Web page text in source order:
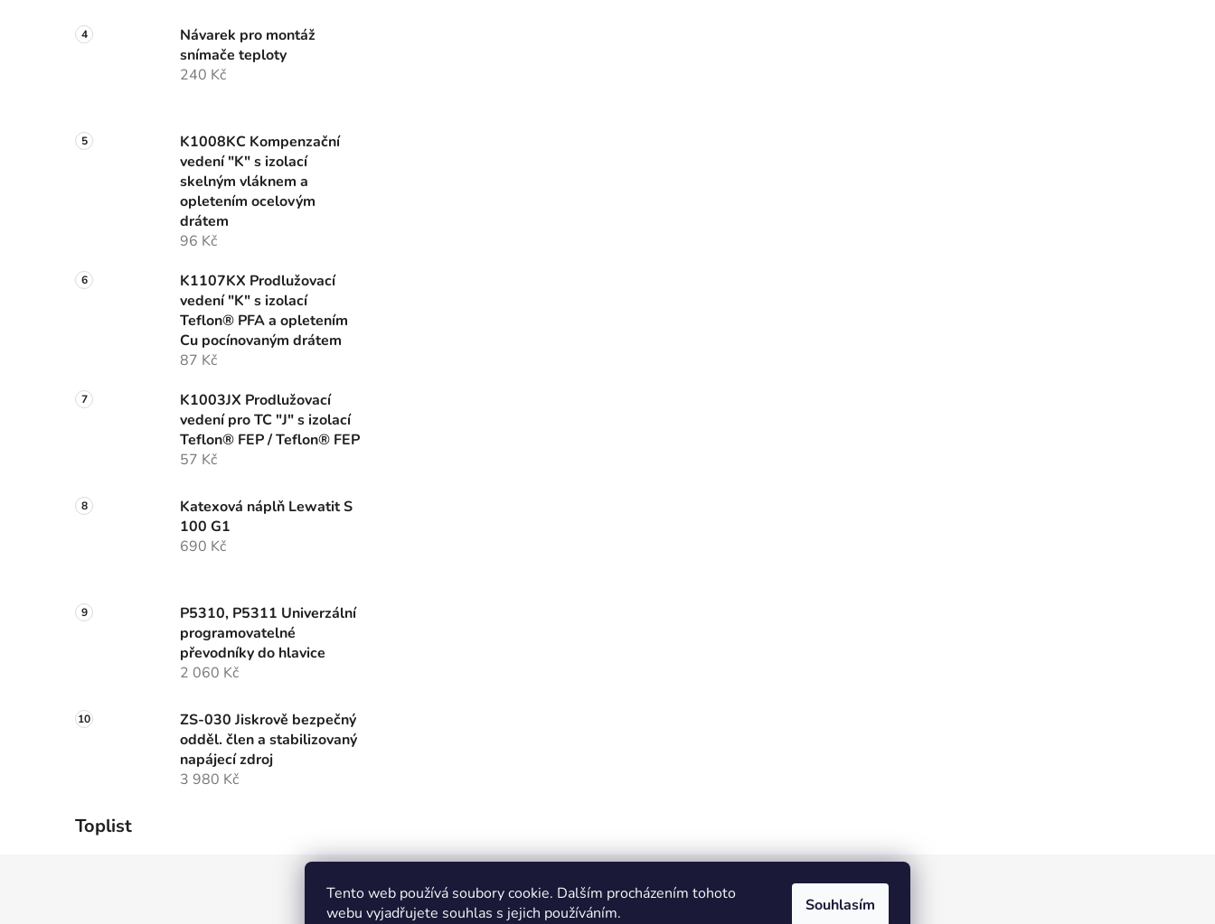
Tento web používá soubory cookie. Dalším procházením tohoto
webu vyjadřujete souhlas s jejich používáním.
Souhlasím
Návarek pro montáž
snímače teploty
240 Kč
K1008KC Kompenzační
vedení "K" s izolací
skelným vláknem a
opletením ocelovým
drátem
96 Kč
K1107KX Prodlužovací
vedení "K" s izolací
Teflon® PFA a opletením
Cu pocínovaným drátem
87 Kč
K1003JX Prodlužovací
vedení pro TC "J" s izolací
Teflon® FEP / Teflon® FEP
57 Kč
Katexová náplň Lewatit S
100 G1
690 Kč
P5310, P5311 Univerzální
programovatelné
převodníky do hlavice
2 060 Kč
ZS-030 Jiskrově bezpečný
odděl. člen a stabilizovaný
napájecí zdroj
3 980 Kč
Toplist
Zboží.cz Heureka.cz